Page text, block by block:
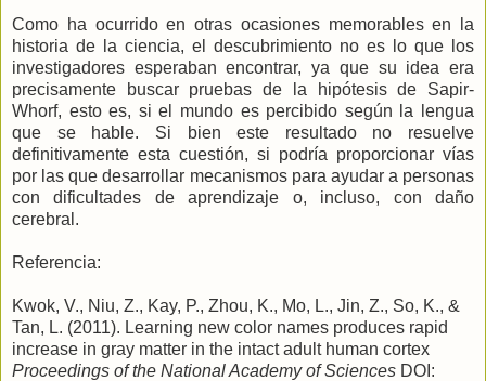
Como ha ocurrido en otras ocasiones memorables en la
historia de la ciencia, el descubrimiento no es lo que los
investigadores esperaban encontrar, ya que su idea era
precisamente buscar pruebas de la hipótesis de Sapir-
Whorf, esto es, si el mundo es percibido según la lengua
que se hable. Si bien este resultado no resuelve
definitivamente esta cuestión, si podría proporcionar vías
por las que desarrollar mecanismos para ayudar a personas
con dificultades de aprendizaje o, incluso, con daño
cerebral.
Referencia:
Kwok, V., Niu, Z., Kay, P., Zhou, K., Mo, L., Jin, Z., So, K., &
Tan, L. (2011). Learning new color names produces rapid
increase in gray matter in the intact adult human cortex
Proceedings of the National Academy of Sciences DOI: